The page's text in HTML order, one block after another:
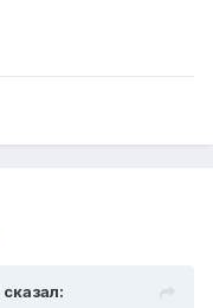
сказал: